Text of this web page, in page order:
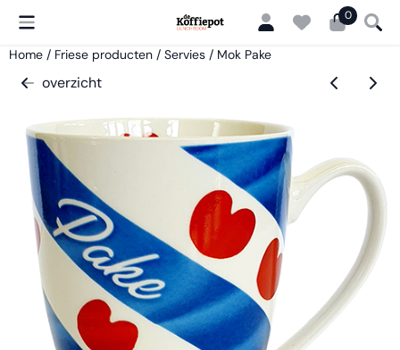
Cookievoorkeuren zijn momenteel gesloten. 0
Home / Friese producten / Servies / Mok Pake
overzicht